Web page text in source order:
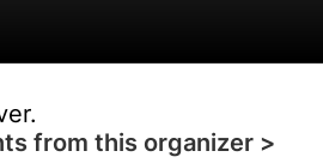
from this organizer >